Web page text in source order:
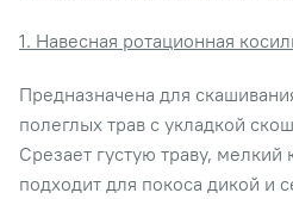
1. Навесная ротационная
Предназначена для
полеглых трав с укладкой
Срезает густую траву, мелкий
подходит для покоса дикой и